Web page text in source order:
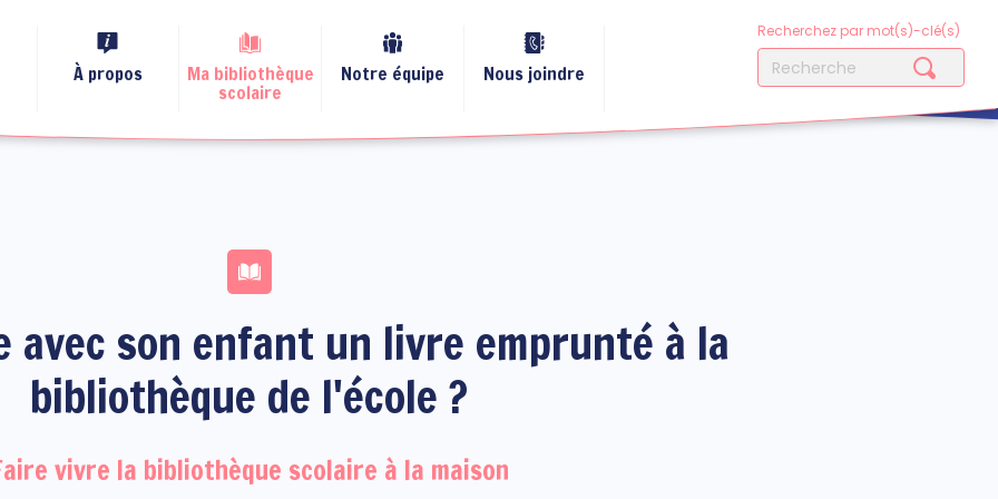
À propos Ma bibliothèque
scolaire
Notre équipe Nous joindre
Recherchez par mot(s)-clé(s)
avec son enfant un livre emprunté à la
bibliothèque de l'école ?
vivre la bibliothèque scolaire à la maison